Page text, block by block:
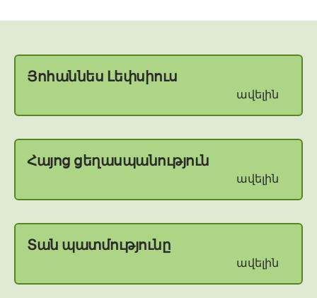
Յոհաննես Լեփսիուս
ավելին
Հայոց ցեղասպանություն
ավելին
Տան պատմությունը
ավելին